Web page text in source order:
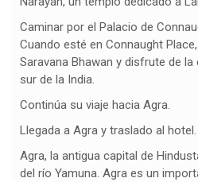
Caminar por el Palacio de
Cuando esté en Connaught
Saravana Bhawan y disfrute de
sur de la India.
Continúa su viaje hacia Agra.
Llegada a Agra y traslado al hotel.
Agra, la antigua capital de
del río Yamuna. Agra es un